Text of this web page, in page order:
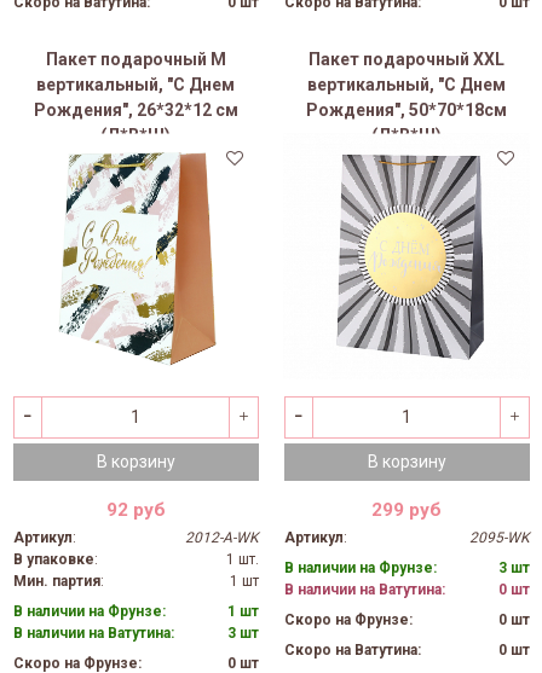
Пакет подарочный M
вертикальный, "С Днем
Рождения", 26*32*12 см
(Д*В*Ш)
В корзину
92 руб
Артикул:
2012-A-WK
В упаковке:
1 шт.
Мин. партия:
1 шт
В наличии на Фрунзе:
1 шт
В наличии на Ватутина:
3 шт
Скоро на Фрунзе:
0 шт
Пакет подарочный XXL
вертикальный, "С Днем
Рождения", 50*70*18см
(Д*В*Ш)
В корзину
299 руб
Артикул:
2095-WK
В наличии на Фрунзе:
3 шт
В наличии на Ватутина:
0 шт
Скоро на Фрунзе:
0 шт
Скоро на Ватутина:
0 шт